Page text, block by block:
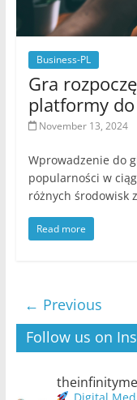
Business-PL
Gra
platformy
November 13, 2024
Wprowadzenie do
popularności w
różnych środowisk
Read more
← Previous
Follow us on